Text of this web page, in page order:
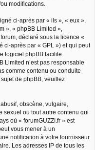
modifications.
ci-après par « ils », « eux »,
», « phpBB Limited »,
déclaré sous la licence «
ci-après par « GPL ») et qui peut
logiciel phpBB facilite
Limited n’est pas responsable
comme contenu ou conduite
de phpBB, veuillez
obscène, vulgaire,
sexuel ou tout autre contenu qui
où « forumGUZZI.fr » est
vous mener à un
notification à votre fournisseur
Les adresses IP de tous les